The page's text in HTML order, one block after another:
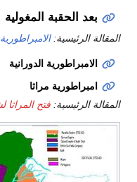
بعد الحقبة المغولية
المقالة الرئيسية:الامبراطورية
الامبراطورية الدورانية
امبراطورية مراثا
المقالة الرئيسية: فتح المراثا